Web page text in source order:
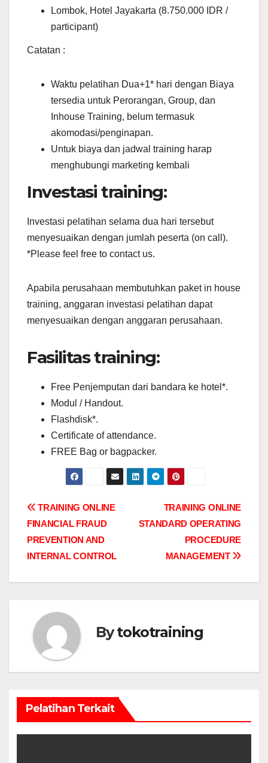
Lombok, Hotel Jayakarta (8.750.000 IDR /
participant)
Catatan :
Waktu pelatihan Dua+1* hari dengan Biaya
tersedia untuk Perorangan, Group, dan
Inhouse Training, belum termasuk
akomodasi/penginapan.
Untuk biaya dan jadwal training harap
menghubungi marketing kembali
Investasi training:
Investasi pelatihan selama dua hari tersebut
menyesuaikan dengan jumlah peserta (on call).
*Please feel free to contact us.
Apabila perusahaan membutuhkan paket in house
training, anggaran investasi pelatihan dapat
menyesuaikan dengan anggaran perusahaan.
Fasilitas training:
Free Penjemputan dari bandara ke hotel*.
Modul / Handout.
Flashdisk*.
Certificate of attendance.
FREE Bag or bagpacker.
Post
navigation
TRAINING ONLINE
STANDARD OPERATING
PROCEDURE
MANAGEMENT
TRAINING ONLINE
FINANCIAL FRAUD
PREVENTION AND
INTERNAL CONTROL
Bytokotraining
Pelatihan Terkait